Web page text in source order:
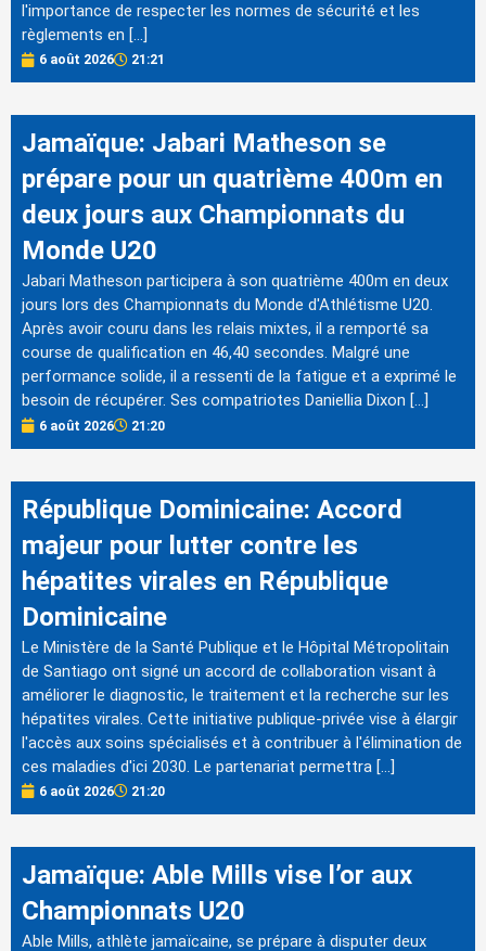
l'importance de respecter les normes de sécurité et les
règlements en […]
6 août 2026 21:21
Jamaïque: Jabari Matheson se
prépare pour un quatrième 400m en
deux jours aux Championnats du
Monde U20
Jabari Matheson participera à son quatrième 400m en deux
jours lors des Championnats du Monde d'Athlétisme U20.
Après avoir couru dans les relais mixtes, il a remporté sa
course de qualification en 46,40 secondes. Malgré une
performance solide, il a ressenti de la fatigue et a exprimé le
besoin de récupérer. Ses compatriotes Daniellia Dixon […]
6 août 2026 21:20
République Dominicaine: Accord
majeur pour lutter contre les
hépatites virales en République
Dominicaine
Le Ministère de la Santé Publique et le Hôpital Métropolitain
de Santiago ont signé un accord de collaboration visant à
améliorer le diagnostic, le traitement et la recherche sur les
hépatites virales. Cette initiative publique-privée vise à élargir
l'accès aux soins spécialisés et à contribuer à l'élimination de
ces maladies d'ici 2030. Le partenariat permettra […]
6 août 2026 21:20
Jamaïque: Able Mills vise l’or aux
Championnats U20
Able Mills, athlète jamaïcaine, se prépare à disputer deux